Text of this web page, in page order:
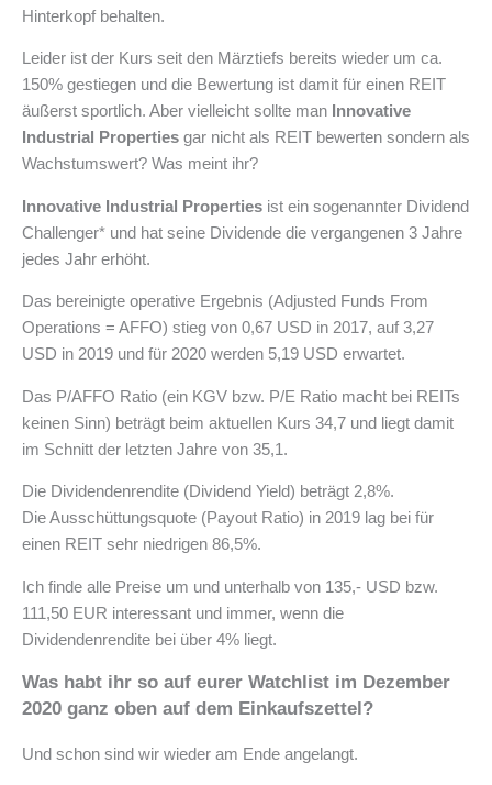
Hinterkopf behalten.
Leider ist der Kurs seit den Märztiefs bereits wieder um ca.
150% gestiegen und die Bewertung ist damit für einen REIT
äußerst sportlich. Aber vielleicht sollte man Innovative
Industrial Properties gar nicht als REIT bewerten sondern als
Wachstumswert? Was meint ihr?
Innovative Industrial Properties ist ein sogenannter Dividend
Challenger* und hat seine Dividende die vergangenen 3 Jahre
jedes Jahr erhöht.
Das bereinigte operative Ergebnis (Adjusted Funds From
Operations = AFFO) stieg von 0,67 USD in 2017, auf 3,27
USD in 2019 und für 2020 werden 5,19 USD erwartet.
Das P/AFFO Ratio (ein KGV bzw. P/E Ratio macht bei REITs
keinen Sinn) beträgt beim aktuellen Kurs 34,7 und liegt damit
im Schnitt der letzten Jahre von 35,1.
Die Dividendenrendite (Dividend Yield) beträgt 2,8%.
Die Ausschüttungsquote (Payout Ratio) in 2019 lag bei für
einen REIT sehr niedrigen 86,5%.
Ich finde alle Preise um und unterhalb von 135,- USD bzw.
111,50 EUR interessant und immer, wenn die
Dividendenrendite bei über 4% liegt.
Was habt ihr so auf eurer Watchlist im Dezember
2020 ganz oben auf dem Einkaufszettel?
Und schon sind wir wieder am Ende angelangt.